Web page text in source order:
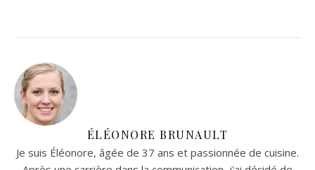
ÉLÉONORE BRUNAULT
Je suis Éléonore, âgée de 37 ans et passionnée de cuisine.